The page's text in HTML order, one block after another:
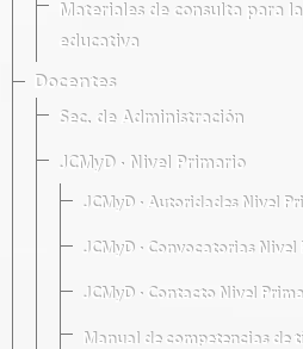
Materiales de consulta para
educativa
Docentes
Sec. de Administración
JCMyD · Nivel Primario
JCMyD · Autoridades Nivel
JCMyD · Convocatorias Nivel
JCMyD · Contacto Nivel
Manual de competencias de